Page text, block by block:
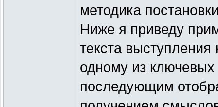
методика
Ниже я приведу
текста
одному из
последующим